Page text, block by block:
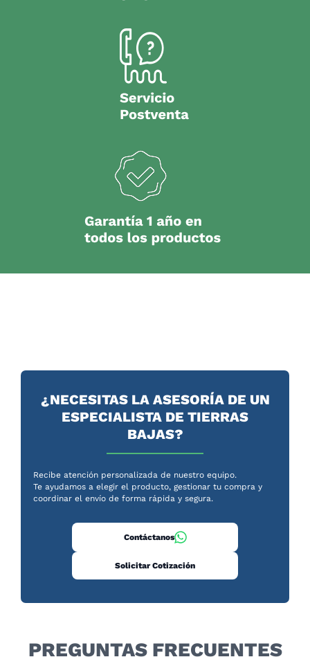
¿NECESITAS LA ASESORÍA DE UN
ESPECIALISTA DE TIERRAS
BAJAS?
Recibe atención personalizada de nuestro equipo.
Te ayudamos a elegir el producto, gestionar tu compra y
coordinar el envío de forma rápida y segura.
Contáctanos
Solicitar Cotización
PREGUNTAS FRECUENTES